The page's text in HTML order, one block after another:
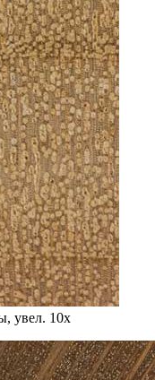
увел. 10х